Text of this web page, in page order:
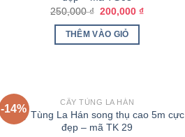
250,000₫ 200,000 ₫
THÊM VÀO GIỎ
-14%
CÂY TÙNG LA HÁN
Cây Tùng La Hán song thụ cao 5m cực
đẹp – mã TK 29